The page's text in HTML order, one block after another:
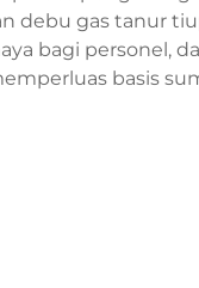
gas tanur
bagi personel,
basis